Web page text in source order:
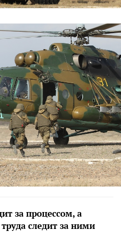
за процессом, а
следит за ними